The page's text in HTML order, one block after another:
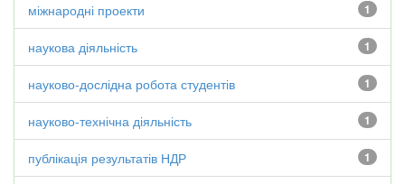
1
міжнародні проекти
1
наукова діяльність
1
науково-дослідна робота студентів
1
науково-технічна діяльність
1
публікація результатів НДР